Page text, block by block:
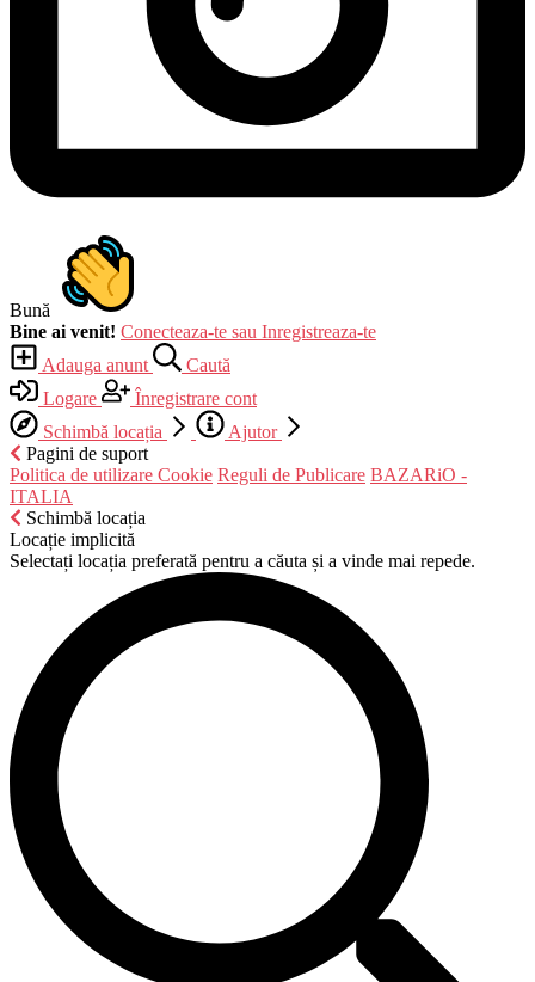
Bună
Bine ai venit! Conecteaza-te sau Inregistreaza-te
Adauga anunt
Caută
Logare
Înregistrare cont
Schimbă locația
Ajutor
Pagini de suport
Politica de utilizare Cookie Reguli de Publicare BAZARiO -
ITALIA
Schimbă locația
Locație implicită
Selectați locația preferată pentru a căuta și a vinde mai repede.